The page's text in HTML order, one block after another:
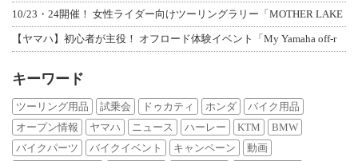
10/23・24開催！ 女性ライダー向けツーリングラリー「MOTHER LAKE
【ヤマハ】初心者が主役！ オフロード体験イベント「My Yamaha off-r
キーワード
ツーリング用品 試乗会 ドゥカティ ホンダ
バイク用品
オープン情報
ヤマハ ニュース ハーレー KTM
BMW
バイクパーツ
バイクイベント キャンペーン
動画